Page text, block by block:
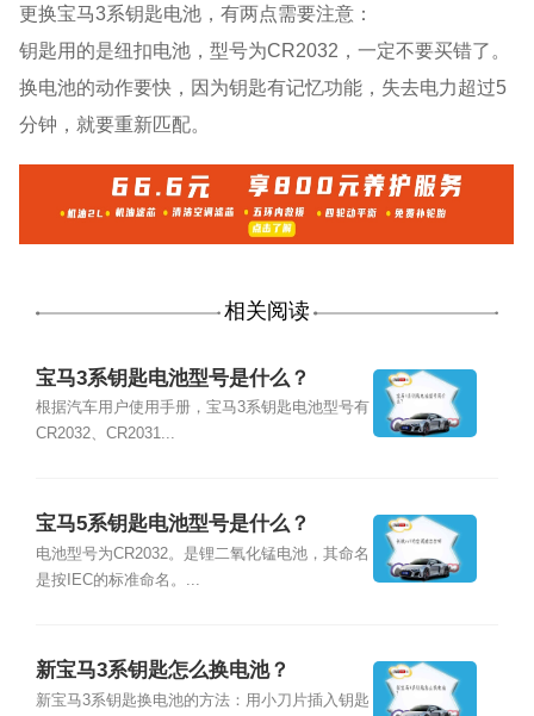
更换宝马3系钥匙电池，有两点需要注意：
钥匙用的是纽扣电池，型号为CR2032，一定不要买错了。
换电池的动作要快，因为钥匙有记忆功能，失去电力超过5
分钟，就要重新匹配。
相关阅读
宝马3系钥匙电池型号是什么？
根据汽车用户使用手册，宝马3系钥匙电池型号有
CR2032、CR2031...
宝马5系钥匙电池型号是什么？
电池型号为CR2032。是锂二氧化锰电池，其命名
是按IEC的标准命名。...
新宝马3系钥匙怎么换电池？
新宝马3系钥匙换电池的方法：用小刀片插入钥匙